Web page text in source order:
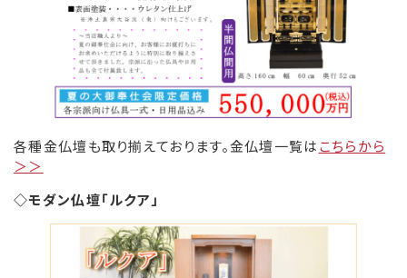
各種金仏壇も取り揃えております。金仏壇一覧はこちらから
＞＞
◇モダン仏壇「ルクア」